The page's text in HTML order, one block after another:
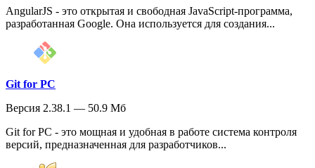
AngularJS - это открытая и свободная JavaScript-программа,
разработанная Google. Она используется для создания...
Git for PC
Версия 2.38.1 — 50.9 Мб
Git for PC - это мощная и удобная в работе система контроля
версий, предназначенная для разработчиков...